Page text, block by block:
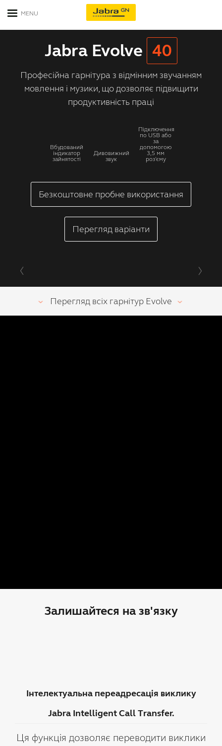
Гарнітури для контакт-центрів
Відеоконференція
Всі гарнітури для бізнесу
Керівництво по сумісності
Всі платформи
Jabra Evolve 40
Професійна гарнітура з відмінним звучанням
мовлення і музики, що дозволяє підвищити
продуктивність праці
Вбудований
індикатор
зайнятості
Дивовижний
звук
Підключення
по USB або
за
допомогою
3,5 мм
роз'єму
Безкоштовне пробне використання
Перегляд варіанти
Перегляд всіх гарнітур Evolve
Залишайтеся на зв'язку
Інтелектуальна переадресація виклику
Jabra Intelligent Call Transfer.
Ця функція дозволяє переводити виклики